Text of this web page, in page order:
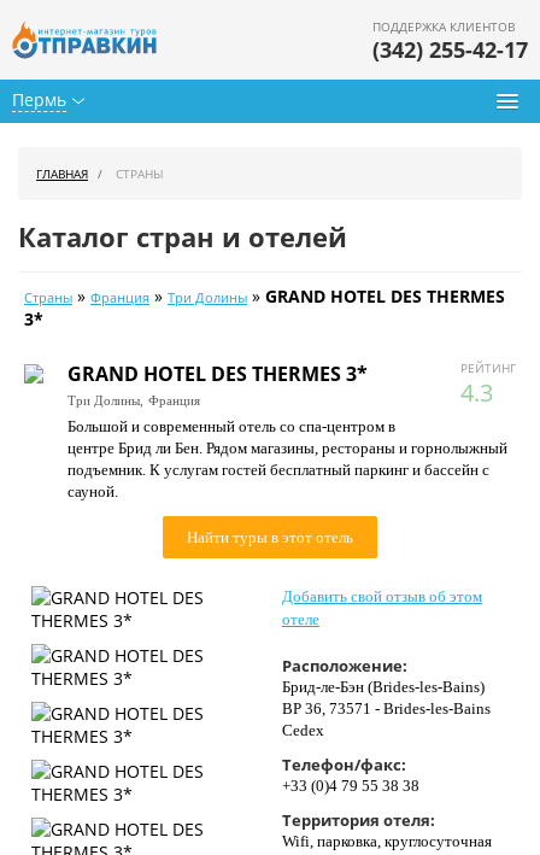
Пермь
ПОДДЕРЖКА КЛИЕНТОВ
(342) 255-42-17
Календарь туров
Цены дня
Страны
Как купить
ГЛАВНАЯ СТРАНЫ
Каталог стран и отелей
Страны » Франция » Три Долины » GRAND HOTEL DES THERMES
3*
РЕЙТИНГ
4.3
GRAND HOTEL DES THERMES 3*
Три Долины, Франция
Большой и современный отель со спа-центром в
центре Брид ли Бен. Рядом магазины, рестораны и горнолыжный
подъемник. К услугам гостей бесплатный паркинг и бассейн с
сауной.
Найти туры в этот отель
Добавить свой отзыв об этом
отеле
Расположение:
Брид-ле-Бэн (Brides-les-Bains)
BP 36, 73571 - Brides-les-Bains
Cedex
Телефон/факс:
+33 (0)4 79 55 38 38
Территория отеля:
Wifi, парковка, круглосуточная